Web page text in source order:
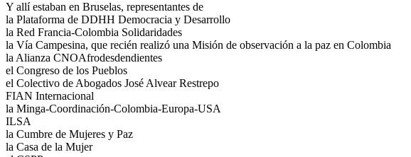
Y allí estaban en Bruselas, representantes de
la Plataforma de DDHH Democracia y Desarrollo
la Red Francia-Colombia Solidaridades
la Vía Campesina, que recién realizó una Misión de observación a la paz en Colombia
la Alianza CNOAfrodesdendientes
el Congreso de los Pueblos
el Colectivo de Abogados José Alvear Restrepo
FIAN Internacional
la Minga-Coordinación-Colombia-Europa-USA
ILSA
la Cumbre de Mujeres y Paz
la Casa de la Mujer